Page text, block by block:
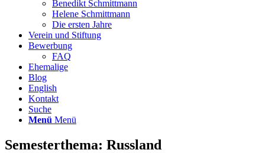
Benedikt Schmittmann
Helene Schmittmann
Die ersten Jahre
Verein und Stiftung
Bewerbung
FAQ
Ehemalige
Blog
English
Kontakt
Suche
Menü Menü
Semesterthema: Russland